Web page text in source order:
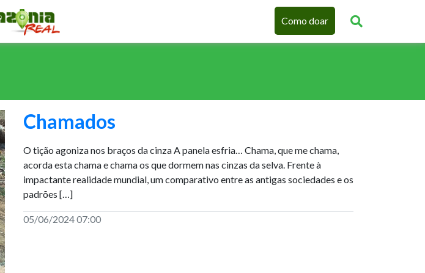
Como doar
Chamados
O tição agoniza nos braços da cinza A panela esfria… Chama, que me chama,
acorda esta chama e chama os que dormem nas cinzas da selva. Frente à
impactante realidade mundial, um comparativo entre as antigas sociedades e os
padrões […]
05/06/2024 07:00